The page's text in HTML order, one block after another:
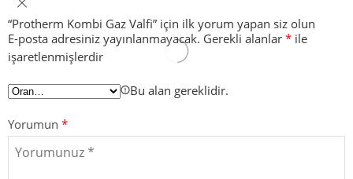
“Protherm Kombi Gaz Valfi” için ilk yorum yapan siz olun
E-posta adresiniz yayınlanmayacak. Gerekli alanlar * ile
işaretlenmişlerdir
Bu alan gereklidir.
Yorumun *